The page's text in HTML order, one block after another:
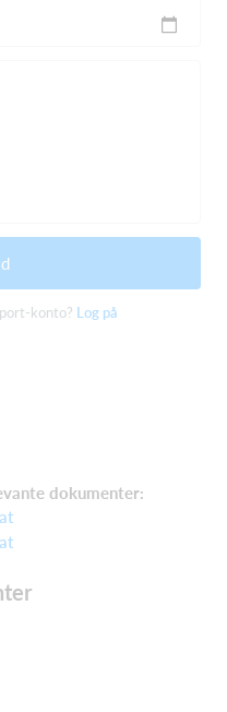
konto? Log på
dokumenter: